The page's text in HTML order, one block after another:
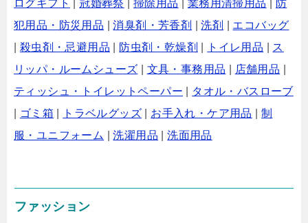
ログギフト
|冠婚葬祭 |掃除用品 業務用清掃用品
防
犯用品・防災用品 |消臭剤・芳香剤 |洗剤
エコバッグ
殺虫剤・忌避用品 防虫剤・乾燥剤 トイレ用品
ス
リッパ・ルームシューズ
文具・事務用品 店舗用品
ティッシュ・トイレットペーパー
タオル・バスローブ
ゴミ箱 トラベルグッズ お手入れ・ケア用品 |制
服・ユニフォーム
|洗濯用品 |洗面用品
ファッション